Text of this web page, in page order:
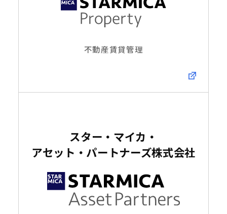
不動産賃貸管理
スター・マイカ・
アセット・パートナーズ株式会社